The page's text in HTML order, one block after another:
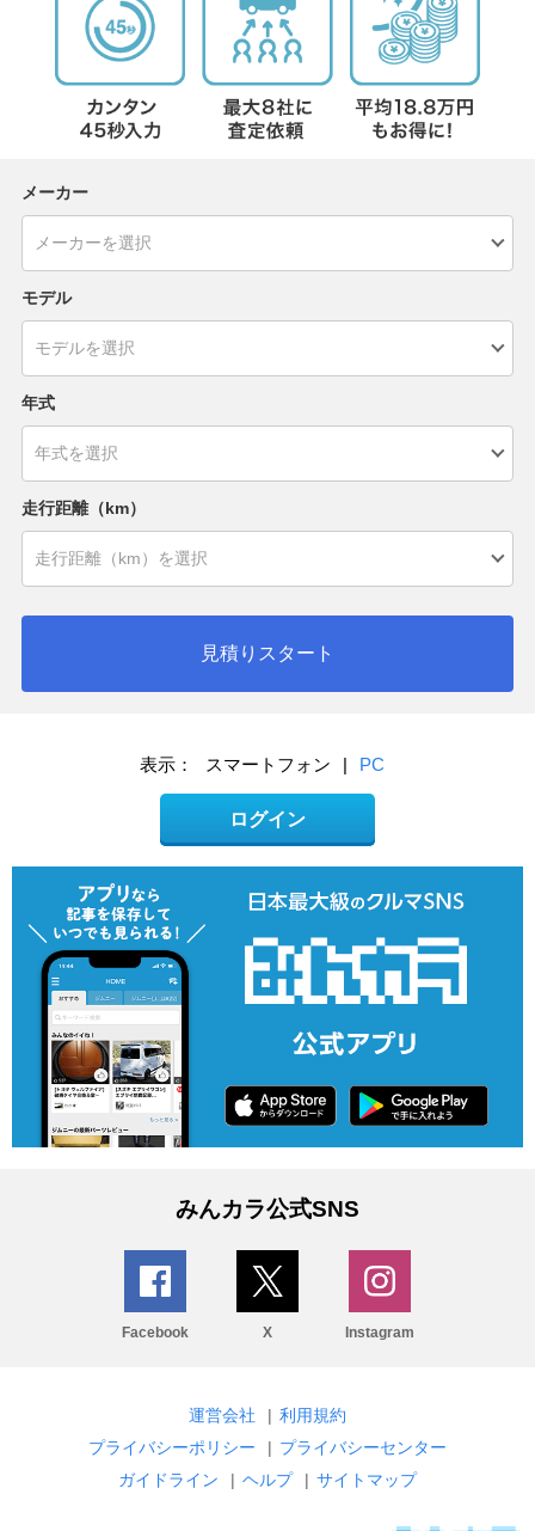
メーカー
モデル
年式
走行距離（km）
見積りスタート
表示： スマートフォン | PC
ログイン
みんカラ公式SNS
Facebook X Instagram
運営会社 | 利用規約
プライバシーポリシー
| プライバシーセンター
ガイドライン
| ヘルプ | サイトマップ